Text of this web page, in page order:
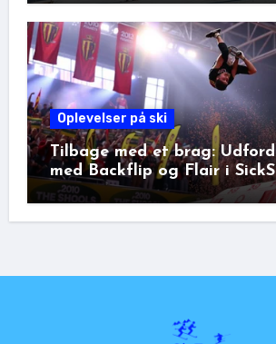
Oplevelser på ski
Tilbage med et brag:
med Backflip og Flair i